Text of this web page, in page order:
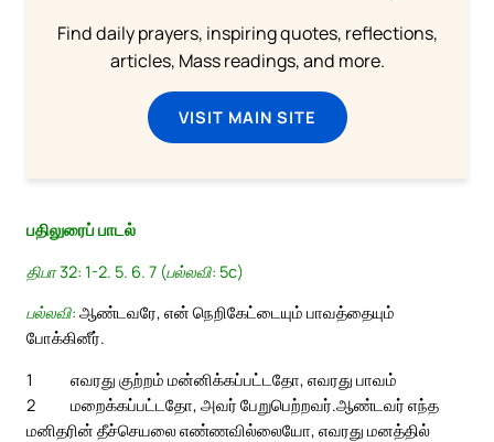
Find daily prayers, inspiring quotes, reflections,
articles, Mass readings, and more.
VISIT MAIN SITE
பதிலுரைப் பாடல்
திபா 32: 1-2. 5. 6. 7 (பல்லவி: 5c)
பல்லவி: ஆண்டவரே, என் நெறிகேட்டையும் பாவத்தையும்
போக்கினீர்.
1
எவரது குற்றம் மன்னிக்கப்பட்டதோ, எவரது பாவம்
மறைக்கப்பட்டதோ, அவர் பேறுபெற்றவர்.
2
ஆண்டவர் எந்த
மனிதரின் தீச்செயலை எண்ணவில்லையோ, எவரது மனத்தில்